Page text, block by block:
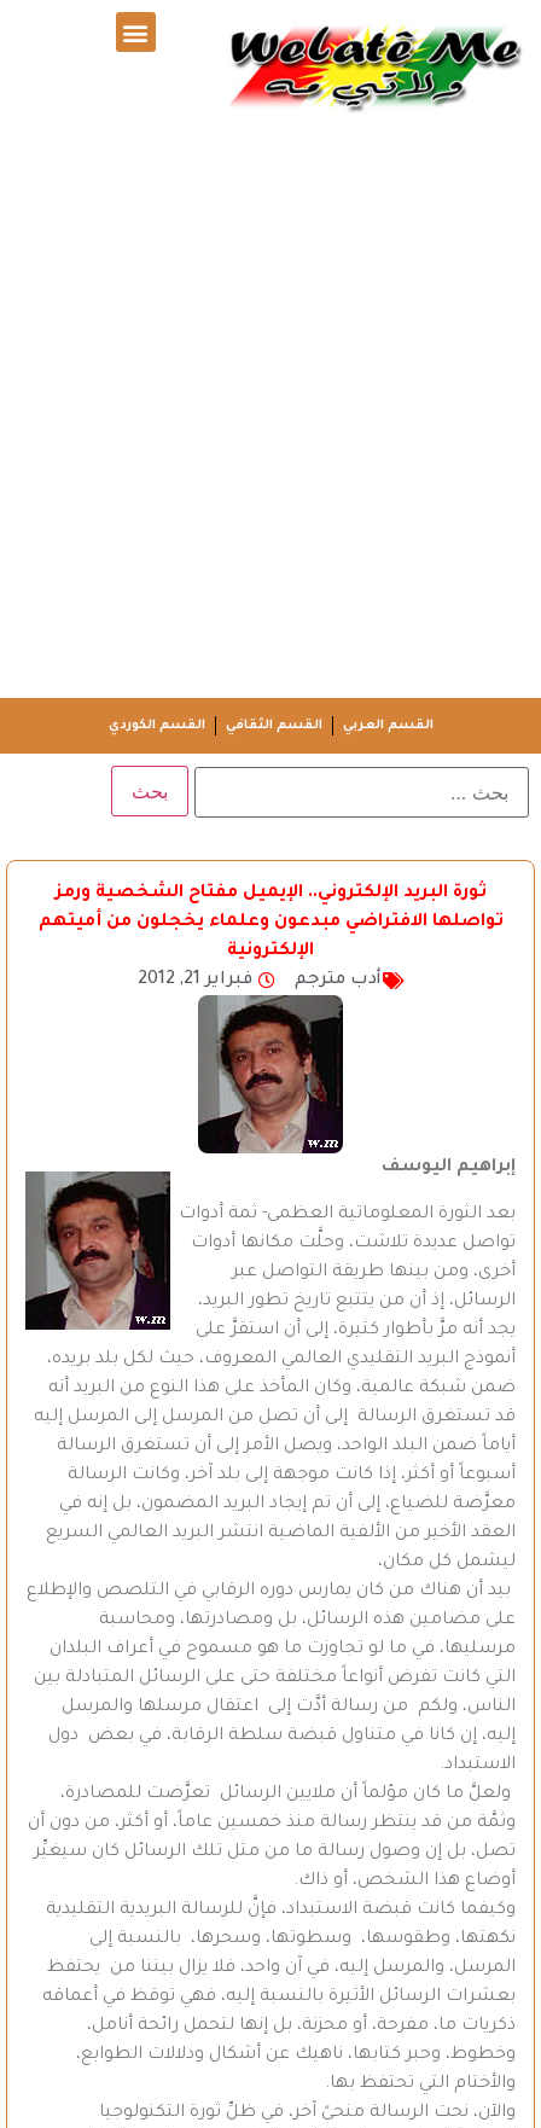
القسم العربي القسم الثقافي القسم الكوردي
ثورة البريد الإلكتروني.. الإيميل مفتاح الشخصية ورمز
تواصلها الافتراضي مبدعون وعلماء يخجلون من أميتهم
الإلكترونية
أدب مترجم
فبراير 21, 2012
إبراهيم اليوسف
بعد الثورة المعلوماتية العظمى- ثمة أدوات
تواصل عديدة تلاشت، وحلَّت مكانها أدوات
أخرى، ومن بينها طريقة التواصل عبر
الرسائل، إذ أن من يتتبع تاريخ تطور البريد،
يجد أنه مرَّ بأطوار كثيرة، إلى أن استقرَّ على
أنموذج البريد التقليدي العالمي المعروف، حيث لكل بلد بريده،
ضمن شبكة عالمية، وكان المأخذ على هذا النوع من البريد أنه
قد تستغرق الرسالة إلى أن تصل من المرسل إلى المرسل إليه
أياماً ضمن البلد الواحد، ويصل الأمر إلى أن تستغرق الرسالة
أسبوعاً أو أكثر، إذا كانت موجهة إلى بلد آخر، وكانت الرسالة
معرَّضة للضياع، إلى أن تم إيجاد البريد المضمون، بل إنه في
العقد الأخير من الألفية الماضية انتشر البريد العالمي السريع
ليشمل كل مكان،
بيد أن هناك من كان يمارس دوره الرقابي في التلصص والإطلاع
على مضامين هذه الرسائل، بل ومصادرتها، ومحاسبة
مرسليها، في ما لو تجاوزت ما هو مسموح في أعراف البلدان
التي كانت تفرض أنواعاً مختلفة حتى على الرسائل المتبادلة بين
الناس، ولكم من رسالة أدَّت إلى اعتقال مرسلها والمرسل
إليه، إن كانا في متناول قبضة سلطة الرقابة، في بعض دول
الاستبداد.
ولعلَّ ما كان مؤلماً أن ملايين الرسائل تعرَّضت للمصادرة،
وثمَّة من قد ينتظر رسالة منذ خمسين عاماً، أو أكثر، من دون أن
تصل، بل إن وصول رسالة ما من مثل تلك الرسائل كان سيغيِّر
أوضاع هذا الشخص، أو ذاك.
وكيفما كانت قبضة الاستبداد، فإنَّ للرسالة البريدية التقليدية
نكهتها، وطقوسها، وسطوتها، وسحرها، بالنسبة إلى
المرسل، والمرسل إليه، في آن واحد، فلا يزال بيننا من يحتفظ
بعشرات الرسائل الأثيرة بالنسبة إليه، فهي توقظ في أعماقه
ذكريات ما، مفرحة، أو محزنة، بل إنها لتحمل رائحة أنامل،
وخطوط، وحبر كتابها، ناهيك عن أشكال ودلالات الطوابع،
والأختام التي تحتفظ بها.
والآن، نحت الرسالة منحىً آخر، في ظلِّ ثورة التكنولوجيا